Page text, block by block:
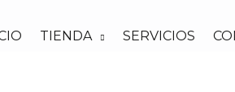
TIENDA SERVICIOS